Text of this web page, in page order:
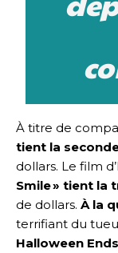
À titre de
tient la
dollars. Le film
Smile » tient la
de dollars. À la
terrifiant du
Halloween